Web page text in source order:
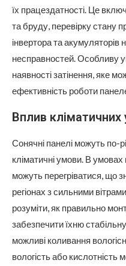
їх працездатності. Це
та бруду, перевірку стану
інвертора та
несправностей. Особливу
наявності затінення, яке
ефективність роботи
Вплив кліматичних
Сонячні панелі можуть по-
кліматичні умови. В
можуть перегріватися, що
регіонах з сильними
розуміти, як правильно
забезпечити їхню
можливі коливання
вологість або кислотність